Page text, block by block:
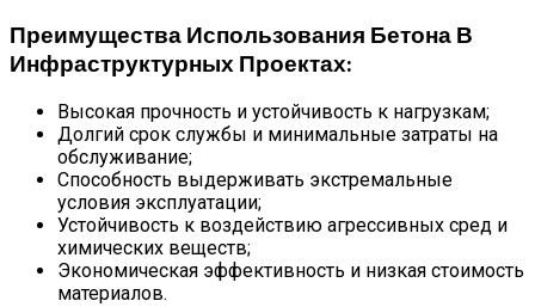
Преимущества Использования Бетона В
Инфраструктурных Проектах:
Высокая прочность и устойчивость к нагрузкам;
Долгий срок службы и минимальные затраты на
обслуживание;
Способность выдерживать экстремальные
условия эксплуатации;
Устойчивость к воздействию агрессивных сред и
химических веществ;
Экономическая эффективность и низкая стоимость
материалов.